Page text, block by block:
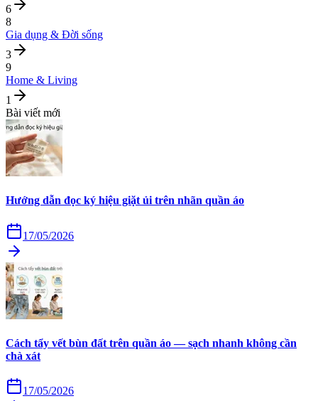
6
8
Gia dụng & Đời sống
3
9
Home & Living
1
Bài viết mới
Hướng dẫn đọc ký hiệu giặt ủi trên nhãn quần áo
17/05/2026
Cách tẩy vết bùn đất trên quần áo — sạch nhanh không cần
chà xát
17/05/2026